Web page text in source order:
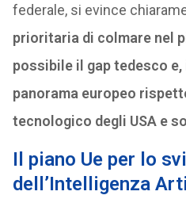
federale, si evince
prioritaria di colmare nel
possibile il gap tedesco e,
panorama europeo
tecnologico degli USA e
Il piano Ue per lo
dell’Intelligenza